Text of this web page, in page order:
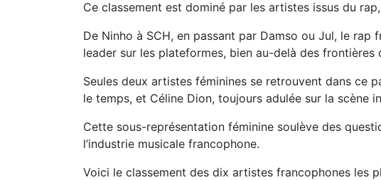
Ce classement est dominé par les artistes issus du
De Ninho à SCH, en passant par Damso ou Jul, le
leader sur les plateformes, bien au-delà des frontières
Seules deux artistes féminines se retrouvent dans ce
le temps, et Céline Dion, toujours adulée sur la scène
Cette sous-représentation féminine soulève des
l’industrie musicale francophone.
Voici le classement des dix artistes francophones les